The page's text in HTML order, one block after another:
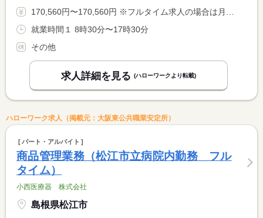
170,560円〜170,560円 ※フルタイム求人の場合は月額（換算額）、パート求人の場合は時間額を表示しています。
就業時間１ 8時30分〜17時30分
その他
求人詳細を見る (ハローワークより転載)
ハローワーク求人（掲載元：大阪東公共職業安定所）
パート・アルバイト
商品管理業務（松江市立病院内勤務 フル
タイム）
小西医療器 株式会社
島根県松江市